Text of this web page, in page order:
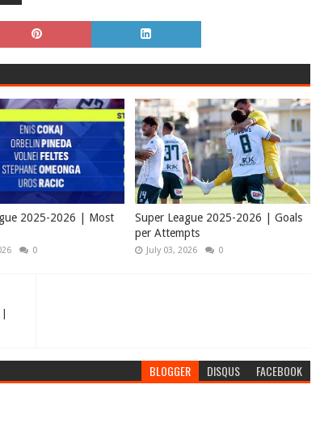
2025-2026 | Most
0
Super League 2025-2026 | Goals
per Attempts
July 03, 2026 0
|
BLOGGER DISQUS FACEBOOK